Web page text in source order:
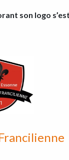
son logo